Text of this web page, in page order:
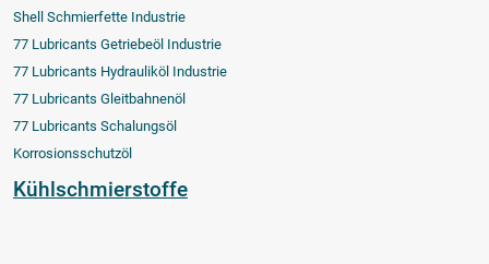
Shell Schmierfette Industrie
77 Lubricants Getriebeöl Industrie
77 Lubricants Hydrauliköl Industrie
77 Lubricants Gleitbahnenöl
77 Lubricants Schalungsöl
Korrosionsschutzöl
Kühlschmierstoffe